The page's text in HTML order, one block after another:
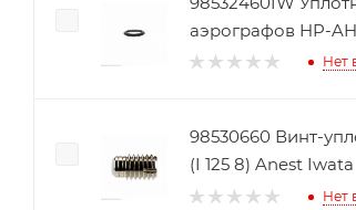
аэрографов HP-
Нет
98530660 Винт-
(I 125 8) Anest Iwata
Нет